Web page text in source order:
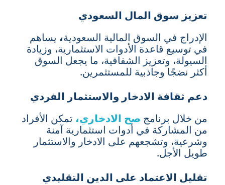
تعزيز سوق المال السعودي
الإدراج في السوق المالية السعودية، يساهم
في توسيع قاعدة الأدوات الاستثمارية، وزيادة
السيولة، وتعزيز الشفافية، ما يجعل السوق
أكثر نضجًا وجاذبية للمستثمرين.
دعم ثقافة الادخار والاستثمار الفردي
من خلال برنامج صح الادخاري، تمكن الأفراد
من المشاركة في أدوات استثمارية آمنة
وشرعية، وتشجعهم على الادخار والاستثمار
طويل الأجل.
تقليل الاعتماد على الدين التقليدي